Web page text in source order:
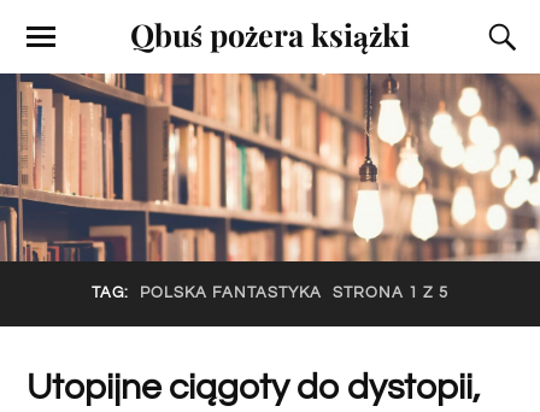
Qbuś pożera książki
TAG: POLSKA FANTASTYKA STRONA 1 Z 5
Utopijne ciągoty do dystopii,